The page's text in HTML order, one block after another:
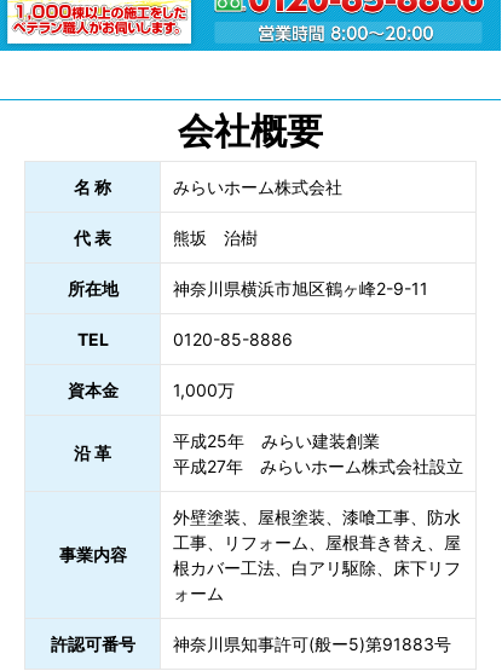
会社概要
名 称 みらいホーム株式会社
代 表 熊坂 治樹
所在地 神奈川県横浜市旭区鶴ヶ峰2-9-11
TEL 0120-85-8886
資本金 1,000万
沿 革
平成25年 みらい建装創業
平成27年 みらいホーム株式会社設立
事業内容
外壁塗装、屋根塗装、漆喰工事、防水
工事、リフォーム、屋根葺き替え、屋
根カバー工法、白アリ駆除、床下リフ
ォーム
許認可番号 神奈川県知事許可(般ー5)第91883号